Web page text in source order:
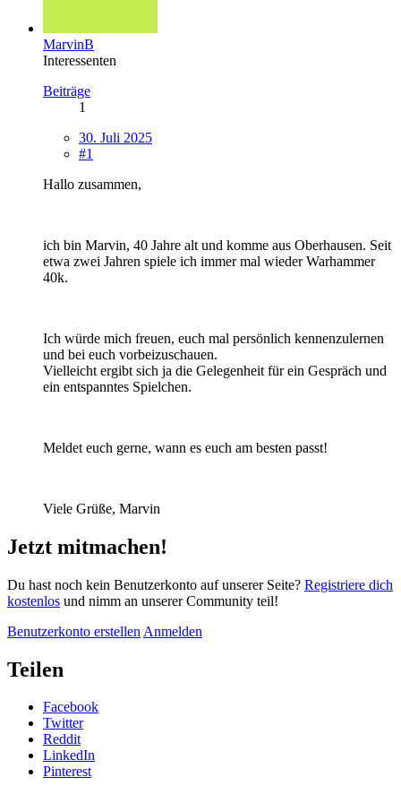
MarvinB
Interessenten
Beiträge
1
30. Juli 2025
#1
Hallo zusammen,
ich bin Marvin, 40 Jahre alt und komme aus Oberhausen. Seit
etwa zwei Jahren spiele ich immer mal wieder Warhammer
40k.
Ich würde mich freuen, euch mal persönlich kennenzulernen
und bei euch vorbeizuschauen.
Vielleicht ergibt sich ja die Gelegenheit für ein Gespräch und
ein entspanntes Spielchen.
Meldet euch gerne, wann es euch am besten passt!
Viele Grüße, Marvin
Jetzt mitmachen!
Du hast noch kein Benutzerkonto auf unserer Seite? Registriere dich
kostenlos und nimm an unserer Community teil!
Benutzerkonto erstellen Anmelden
Teilen
Facebook
Twitter
Reddit
LinkedIn
Pinterest